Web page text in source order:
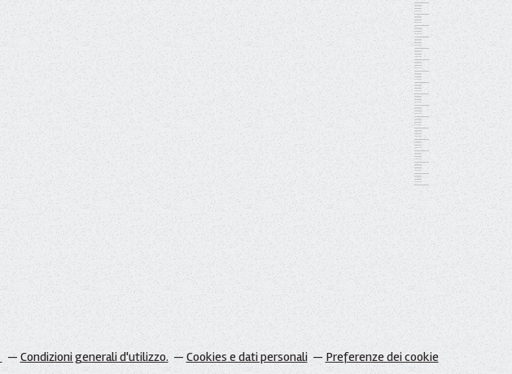
Condizioni generali d'utilizzo. Cookies e dati personali Preferenze dei cookie